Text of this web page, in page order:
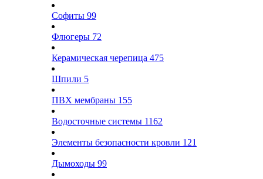
Софиты 99
Флюгеры 72
Керамическая черепица 475
Шпили 5
ПВХ мембраны 155
Водосточные системы 1162
Элементы безопасности кровли 121
Дымоходы 99